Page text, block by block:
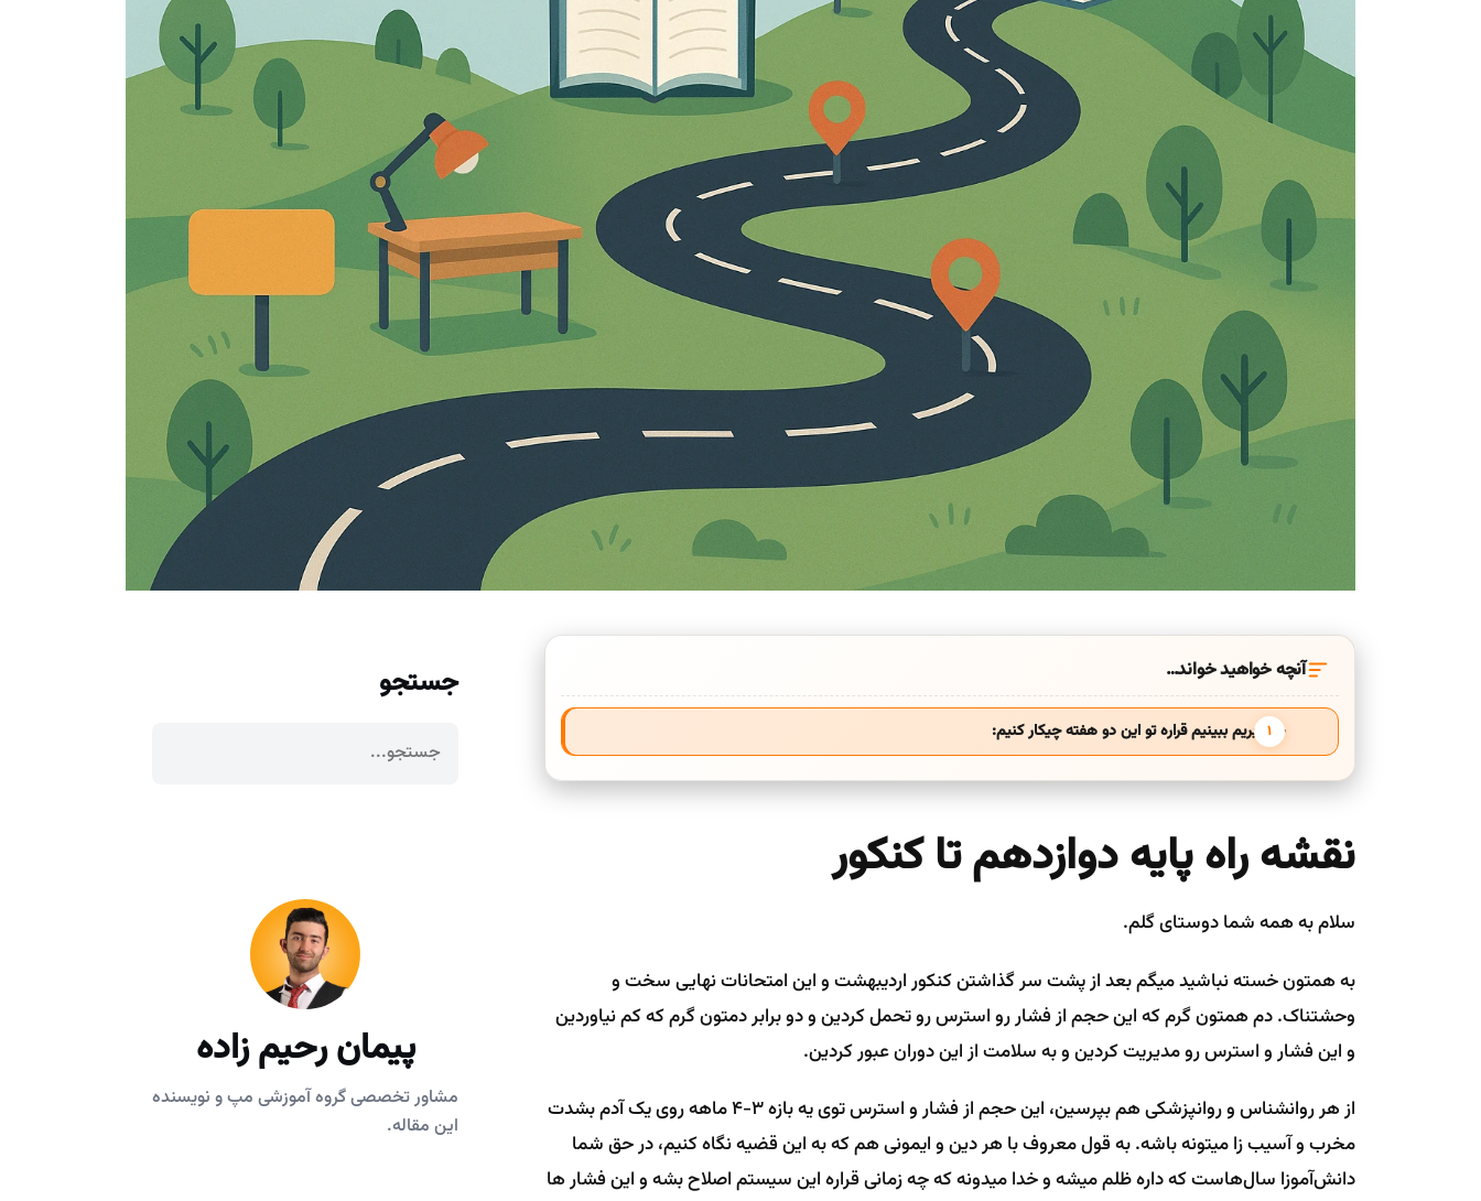
آنچه خواهید خواند…
خب بریم ببینیم قراره تو این دو هفته چیکار کنیم:
نقشه راه پایه دوازدهم تا کنکور
سلام به همه شما دوستای گلم.
به همتون خسته نباشید میگم بعد از پشت سر گذاشتن کنکور اردیبهشت و این امتحانات نهایی سخت و
وحشتناک. دم همتون گرم که این حجم از فشار رو استرس رو تحمل کردین و دو برابر دمتون گرم که کم نیاوردین
و این فشار و استرس رو مدیریت کردین و به سلامت از این دوران عبور کردین.
از هر روانشناس و روانپزشکی هم بپرسین، این حجم از فشار و استرس توی یه بازه 3-4 ماهه روی یک آدم بشدت
مخرب و آسیب زا میتونه باشه. به قول معروف با هر دین و ایمونی هم که به این قضیه نگاه کنیم، در حق شما
دانش‌آموزا سال‌هاست که داره ظلم میشه و خدا میدونه که چه زمانی قراره این سیستم اصلاح بشه و این فشار ها
جستجو
پیمان رحیم زاده
مشاور تخصصی گروه آموزشی مپ و نویسنده
این مقاله.